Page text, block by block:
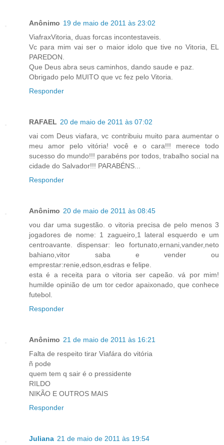
Anônimo 19 de maio de 2011 às 23:02
ViafraxVitoria, duas forcas incontestaveis.
Vc para mim vai ser o maior idolo que tive no Vitoria, EL
PAREDON.
Que Deus abra seus caminhos, dando saude e paz.
Obrigado pelo MUITO que vc fez pelo Vitoria.
Responder
RAFAEL 20 de maio de 2011 às 07:02
vai com Deus viafara, vc contribuiu muito para aumentar o
meu amor pelo vitória! você e o cara!!! merece todo
sucesso do mundo!!! parabéns por todos, trabalho social na
cidade do Salvador!!! PARABÉNS...
Responder
Anônimo 20 de maio de 2011 às 08:45
vou dar uma sugestão. o vitoria precisa de pelo menos 3
jogadores de nome: 1 zagueiro,1 lateral esquerdo e um
centroavante. dispensar: leo fortunato,ernani,vander,neto
bahiano,vitor saba e vender ou
emprestar:renie,edson,esdras e felipe.
esta é a receita para o vitoria ser capeão. vá por mim!
humilde opinião de um tor cedor apaixonado, que conhece
futebol.
Responder
Anônimo 21 de maio de 2011 às 16:21
Falta de respeito tirar Viafára do vitória
ñ pode
quem tem q sair é o pressidente
RILDO
NIKÃO E OUTROS MAIS
Responder
Juliana 21 de maio de 2011 às 19:54